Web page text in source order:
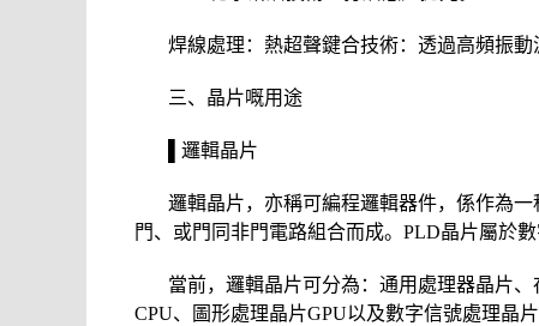
焊線處理：熱超聲鍵合技術：透過高頻振
三、晶片嘅用途
▌邏輯晶片
邏輯晶片，亦稱可編程邏輯器件，係作為
門、或門同非門電路組合而成。PLD晶片屬於
當前，邏輯晶片可分為：通用處理器晶片
CPU、圖形處理晶片GPU以及數字信號處理晶片